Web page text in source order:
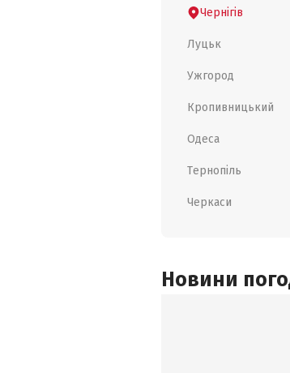
Чернігів
Луцьк
Ужгород
Кропивницький
Одеса
Тернопіль
Черкаси
Новини